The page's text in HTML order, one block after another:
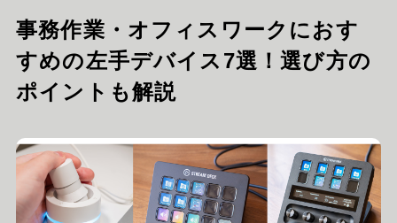
事務作業・オフィスワークにおす
すめの左手デバイス7選！選び方の
ポイントも解説